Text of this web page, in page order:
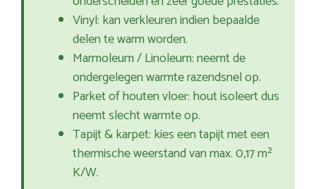
Vinyl: kan verkleuren indien bepaalde
delen te warm worden.
Marmoleum / Linoleum: neemt de
ondergelegen warmte razendsnel op.
Parket of houten vloer: hout isoleert dus
neemt slecht warmte op.
Tapijt & karpet: kies een tapijt met een
thermische weerstand van max. 0,17 m²
K/W.